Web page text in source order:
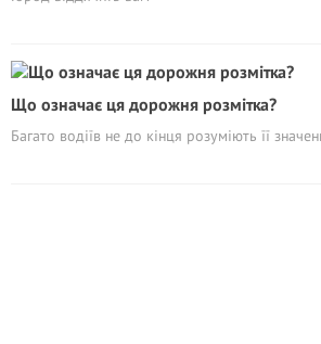
Що означає ця дорожня розмітка?
Багато водіїв не до кінця розуміють її